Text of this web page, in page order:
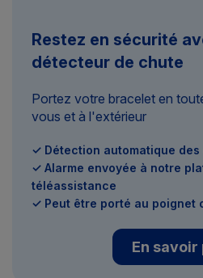
Restez en sécurité
détecteur de chute
Portez votre bracelet en
vous et à l'extérieur
✓ Détection automatique
✓ Alarme envoyée à notre
téléassistance
✓ Peut être porté au poignet
En savoir